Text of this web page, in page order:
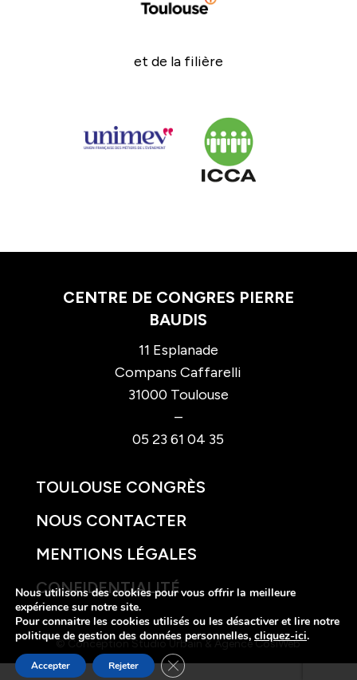
et de la filière
CENTRE DE CONGRES PIERRE
BAUDIS
11 Esplanade
Compans Caffarelli
31000 Toulouse
–
05 23 61 04 35
TOULOUSE CONGRÈS
NOUS CONTACTER
MENTIONS LÉGALES
CONFIDENTIALITÉ
© ConceptionStudio Urbain&Agence CosiWeb
Nous utilisons des cookies pour vous offrir la meilleure
expérience sur notre site.
Pour connaitre les cookies utilisés ou les désactiver et lire notre
politique de gestion des données personnelles, cliquez-ici.
Accepter Rejeter Fermer la bannière des cookies